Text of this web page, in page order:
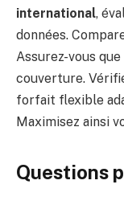
international,
données.
Assurez-vous
couverture.
forfait flexible
Maximisez ainsi
Questions